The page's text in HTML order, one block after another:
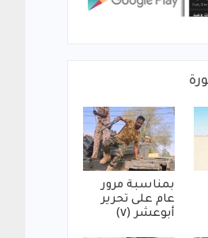
بمناسبة مرور
عام على تحرير
أبوعشر (٧)